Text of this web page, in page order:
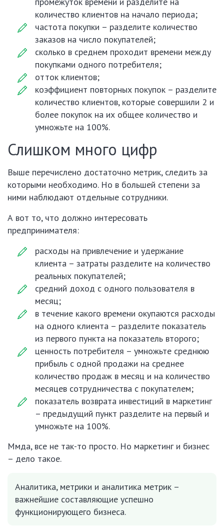
количество клиентов на начало периода;
частота покупки – разделите количество
заказов на число покупателей;
сколько в среднем проходит времени между
покупками одного потребителя;
отток клиентов;
коэффициент повторных покупок – разделите
количество клиентов, которые совершили 2 и
более покупок на их общее количество и
умножьте на 100%.
Слишком много цифр
Выше перечислено достаточно метрик, следить за
которыми необходимо. Но в большей степени за
ними наблюдают отдельные сотрудники.
А вот то, что должно интересовать
предпринимателя:
расходы на привлечение и удержание
клиента – затраты разделите на количество
реальных покупателей;
средний доход с одного пользователя в
месяц;
в течение какого времени окупаются расходы
на одного клиента – разделите показатель
из первого пункта на показатель второго;
ценность потребителя – умножьте среднюю
прибыль с одной продажи на среднее
количество продаж в месяц и на количество
месяцев сотрудничества с покупателем;
показатель возврата инвестиций в маркетинг
– предыдущий пункт разделите на первый и
умножьте на 100%.
Ммда, все не так-то просто. Но маркетинг и бизнес
– дело такое.
Аналитика, метрики и аналитика метрик –
важнейшие составляющие успешно
функционирующего бизнеса.